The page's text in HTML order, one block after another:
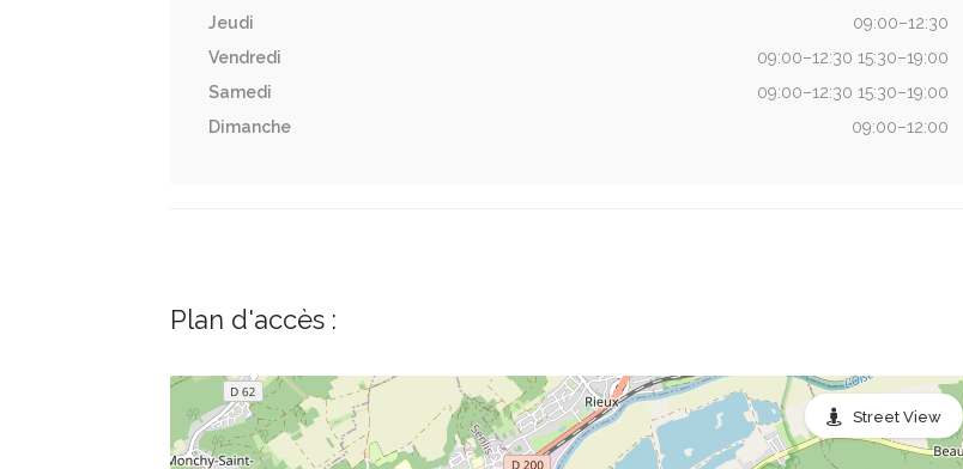
Jeudi
09:00–12:30
Vendredi
09:00–12:30 15:30–19:00
Samedi
09:00–12:30 15:30–19:00
Dimanche
09:00–12:00
Plan d'accès :
Street View